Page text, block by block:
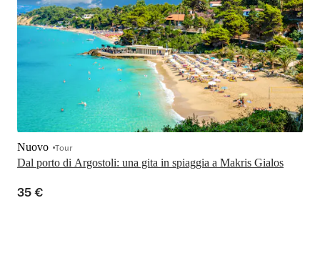
Dal porto di Argostoli: una gita in spiaggia a Makris Gialos
Nuovo Tour
35 €